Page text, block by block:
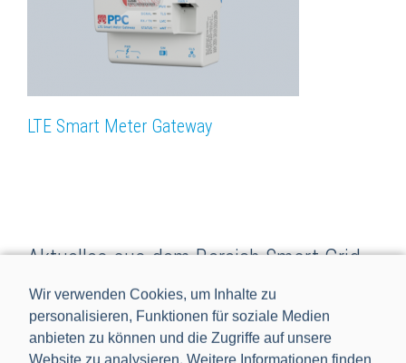
Wir verwenden Cookies, um Inhalte zu
personalisieren, Funktionen für soziale Medien
anbieten zu können und die Zugriffe auf unsere
Website zu analysieren. Weitere Informationen finden
LTE Smart Meter Gateway
Aktuelles aus dem Bereich Smart Grid